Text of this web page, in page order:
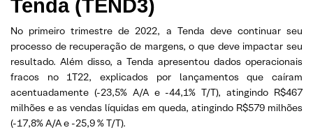
Tenda (TEND3)
No primeiro trimestre de 2022, a Tenda deve continuar seu
processo de recuperação de margens, o que deve impactar seu
resultado. Além disso, a Tenda apresentou dados operacionais
fracos no 1T22, explicados por lançamentos que caíram
acentuadamente (-23,5% A/A e -44,1% T/T), atingindo R$467
milhões e as vendas líquidas em queda, atingindo R$579 milhões
(-17,8% A/A e -25,9 % T/T).